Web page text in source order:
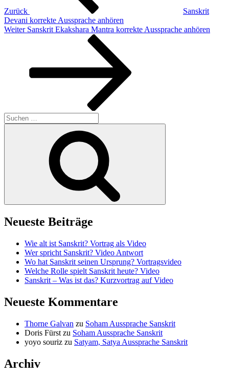
Zurück
Sanskrit
Devani korrekte Aussprache anhören
Nächster
Weiter Sanskrit Ekakshara Mantra korrekte Aussprache anhören
Suchen
nach:
Neueste Beiträge
Wie alt ist Sanskrit? Vortrag als Video
Wer spricht Sanskrit? Video Antwort
Wo hat Sanskrit seinen Ursprung? Vortragsvideo
Welche Rolle spielt Sanskrit heute? Video
Sanskrit – Was ist das? Kurzvortrag auf Video
Neueste Kommentare
Thorne Galvan zu Soham Aussprache Sanskrit
Doris Fürst zu Soham Aussprache Sanskrit
yoyo souriz zu Satyam, Satya Aussprache Sanskrit
Archiv